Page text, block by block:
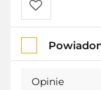
Do
przechowalni
Opinie